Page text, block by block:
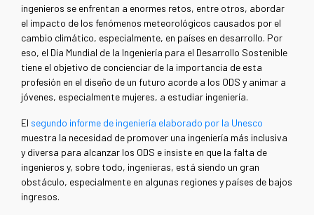
ingenieros se enfrentan a enormes retos, entre otros, abordar
el impacto de los fenómenos meteorológicos causados por el
cambio climático, especialmente, en países en desarrollo. Por
eso, el Día Mundial de la Ingeniería para el Desarrollo Sostenible
tiene el objetivo de concienciar de la importancia de esta
profesión en el diseño de un futuro acorde a los ODS y animar a
jóvenes, especialmente mujeres, a estudiar ingeniería.
El segundo informe de ingeniería elaborado por la Unesco
muestra la necesidad de promover una ingeniería más inclusiva
y diversa para alcanzar los ODS e insiste en que la falta de
ingenieros y, sobre todo, ingenieras, está siendo un gran
obstáculo, especialmente en algunas regiones y países de bajos
ingresos.